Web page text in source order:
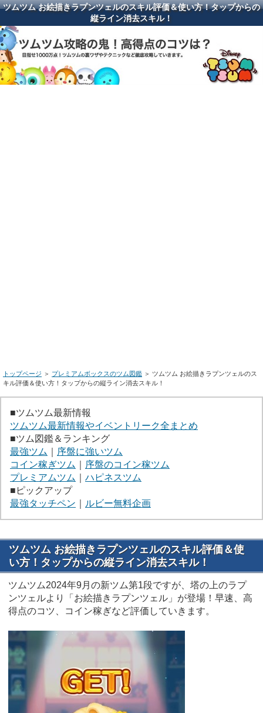
ツムツム お絵描きラプンツェルのスキル評価＆使い方！タップからの
縦ライン消去スキル！
トップページ ＞ プレミアムボックスのツム図鑑 ＞ ツムツム お絵描きラプンツェルのス
キル評価＆使い方！タップからの縦ライン消去スキル！
■ツムツム最新情報
ツムツム最新情報やイベントリーク全まとめ
■ツム図鑑＆ランキング
最強ツム
序盤に強いツム
コイン稼ぎツム
序盤のコイン稼ツム
プレミアムツム
ハピネスツム
■ピックアップ
最強タッチペン
ルビー無料企画
ツムツム お絵描きラプンツェルのスキル評価＆使
い方！タップからの縦ライン消去スキル！
ツムツム2024年9月の新ツム第1段ですが、塔の上のラプ
ンツェルより「お絵描きラプンツェル」が登場！早速、高
得点のコツ、コイン稼ぎなど評価していきます。